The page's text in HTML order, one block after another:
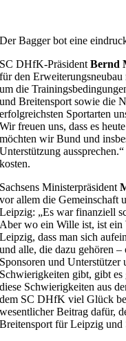
Der Bagger bot eine
SC DHfK-PräsidentBernd
für den
um die
und Breitensport sowie die
erfolgreichsten Sportarten
Wir freuen uns, dass es
möchten wir Bund und
Unterstützung
kosten.
Sachsens Ministerpräsident
vor allem die Gemeinschaft
Leipzig: „Es war finanziell
Aber wo ein Wille ist, ist ein
Leipzig, dass man sich
und alle, die dazu gehören
Sponsoren und Unterstützer
Schwierigkeiten gibt, gibt
diese Schwierigkeiten aus
dem SC DHfK viel Glück
wesentlicher Beitrag dafür,
Breitensport für Leipzig und